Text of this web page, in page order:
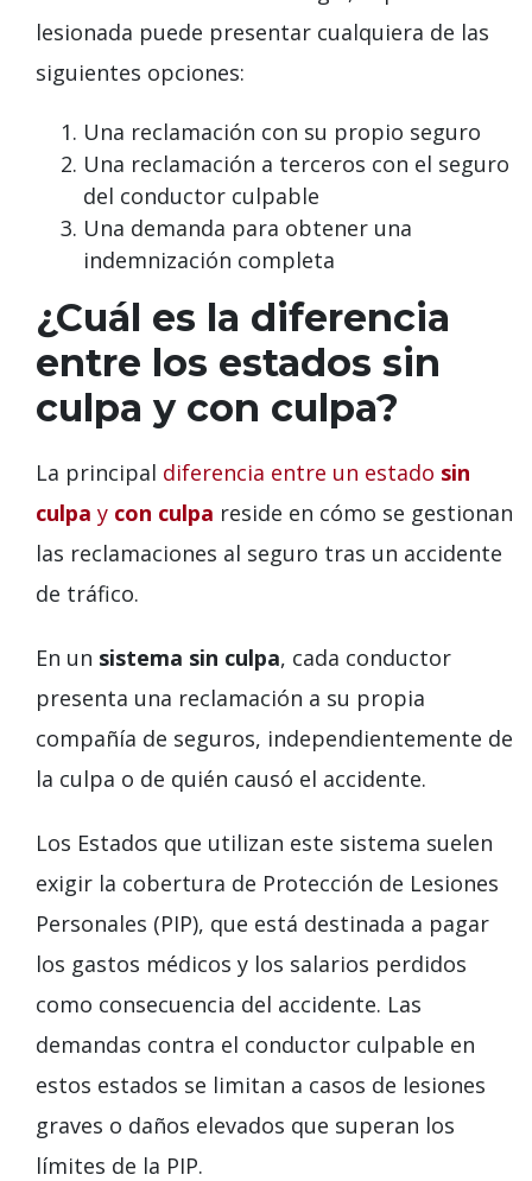
lesionada puede presentar cualquiera de las
siguientes opciones:
Una reclamación con su propio seguro
Una reclamación a terceros con el seguro
del conductor culpable
Una demanda para obtener una
indemnización completa
¿Cuál es la diferencia
entre los estados sin
culpa y con culpa?
La principal diferencia entre un estado sin
culpa y con culpa reside en cómo se gestionan
las reclamaciones al seguro tras un accidente
de tráfico.
En un sistema sin culpa, cada conductor
presenta una reclamación a su propia
compañía de seguros, independientemente de
la culpa o de quién causó el accidente.
Los Estados que utilizan este sistema suelen
exigir la cobertura de Protección de Lesiones
Personales (PIP), que está destinada a pagar
los gastos médicos y los salarios perdidos
como consecuencia del accidente. Las
demandas contra el conductor culpable en
estos estados se limitan a casos de lesiones
graves o daños elevados que superan los
límites de la PIP.